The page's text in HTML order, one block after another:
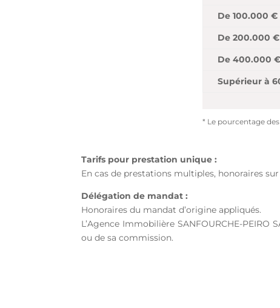
De 100.000
De 200.000
De 400.000
Supérieur à
* Le pourcentage
Tarifs pour prestation unique :
En cas de prestations multiples, honoraires
Délégation de mandat :
Honoraires du mandat d’origine appliqués.
L’Agence Immobilière SANFOURCHE-
ou de sa commission.